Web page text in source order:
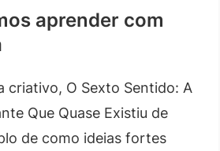
aprender com
criativo, O Sexto Sentido: A
Que Quase Existiu de
de como ideias fortes